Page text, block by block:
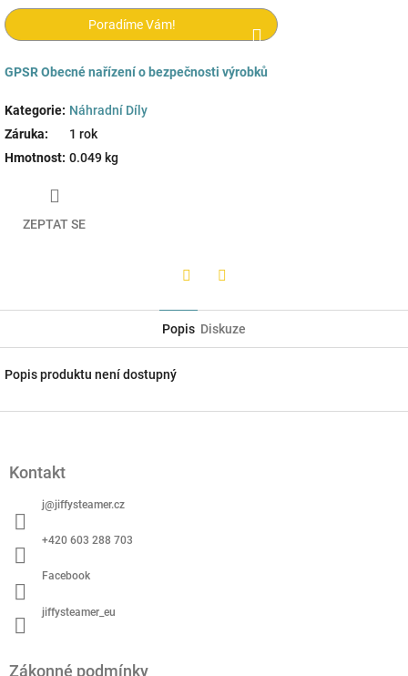
Poradíme Vám!
GPSRObecné nařízení o bezpečnosti výrobků
Kategorie: Náhradní Díly
Záruka:
1 rok
Hmotnost: 0.049 kg
ZEPTAT SE
Popis Diskuze
Popis produktu není dostupný
Kontakt
j@jiffysteamer.cz
+420 603 288 703
Facebook
jiffysteamer_eu
Zákonné podmínky